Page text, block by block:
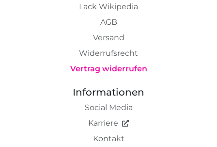
Lack Wikipedia
AGB
Versand
Widerrufsrecht
Vertrag widerrufen
Informationen
Social Media
Karriere
Kontakt